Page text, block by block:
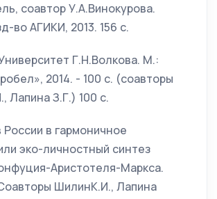
соавтор У.А.Винокурова.
во АГИКИ, 2013. 156 с.
Г.Н.Волкова. М.:
2014. - 100 с. (соавторы
Лапина З.Г.) 100 с.
в гармоничное
эко-личностный синтез
Аристотеля-Маркса.
ШилинК.И., Лапина